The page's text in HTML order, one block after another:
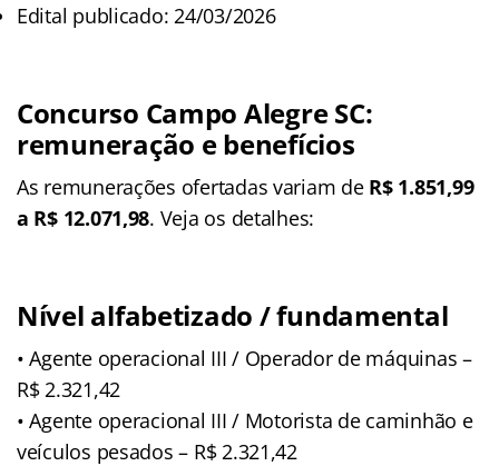
Edital publicado: 24/03/2026
Concurso Campo Alegre SC:
remuneração e benefícios
As remunerações ofertadas variam de R$ 1.851,99
a R$ 12.071,98. Veja os detalhes:
Nível alfabetizado / fundamental
• Agente operacional III / Operador de máquinas –
R$ 2.321,42
• Agente operacional III / Motorista de caminhão e
veículos pesados – R$ 2.321,42